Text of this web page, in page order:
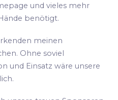
und vieles mehr
benötigt.
meinen
Ohne soviel
und Einsatz wäre unsere